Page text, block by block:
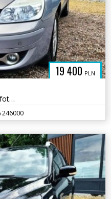
19 400 PLN
2.0T BENZYNA * AUTOMAT * 7 foteli * GRAND * 2x PDC * polecamy * okazja
246000